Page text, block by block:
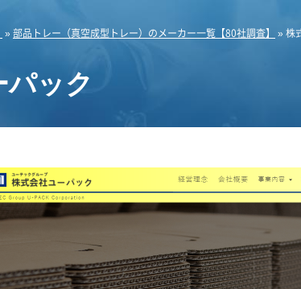
» 部品トレー（真空成型トレー）のメーカー一覧【80社調査】 » 株
パック